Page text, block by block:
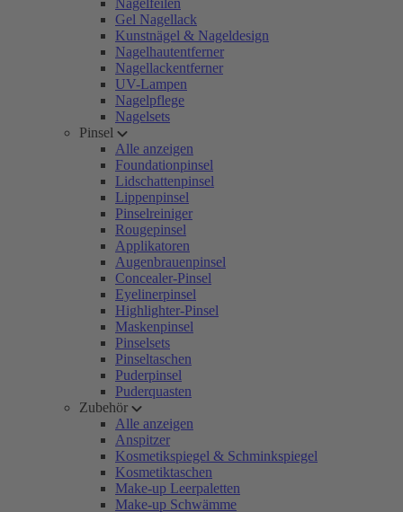
Nagelfeilen
Gel Nagellack
Kunstnägel & Nageldesign
Nagelhautentferner
Nagellackentferner
UV-Lampen
Nagelpflege
Nagelsets
Pinsel
Alle anzeigen
Foundationpinsel
Lidschattenpinsel
Lippenpinsel
Pinselreiniger
Rougepinsel
Applikatoren
Augenbrauenpinsel
Concealer-Pinsel
Eyelinerpinsel
Highlighter-Pinsel
Maskenpinsel
Pinselsets
Pinseltaschen
Puderpinsel
Puderquasten
Zubehör
Alle anzeigen
Anspitzer
Kosmetikspiegel & Schminkspiegel
Kosmetiktaschen
Make-up Leerpaletten
Make-up Schwämme